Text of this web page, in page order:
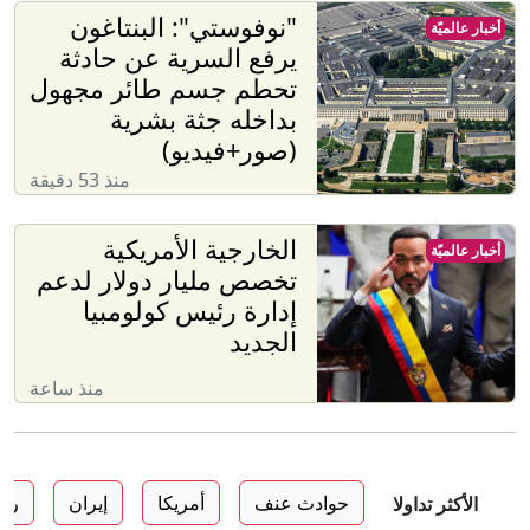
"نوفوستي": البنتاغون
يرفع السرية عن حادثة
تحطم جسم طائر مجهول
بداخله جثة بشرية
(صور+فيديو)
منذ 53 دقيقة
أخبار عالميّة
الخارجية الأمريكية
تخصص مليار دولار لدعم
إدارة رئيس كولومبيا
الجديد
منذ ساعة
أخبار عالميّة
الأكثر تداولا حوادث عنف أمريكا إيران